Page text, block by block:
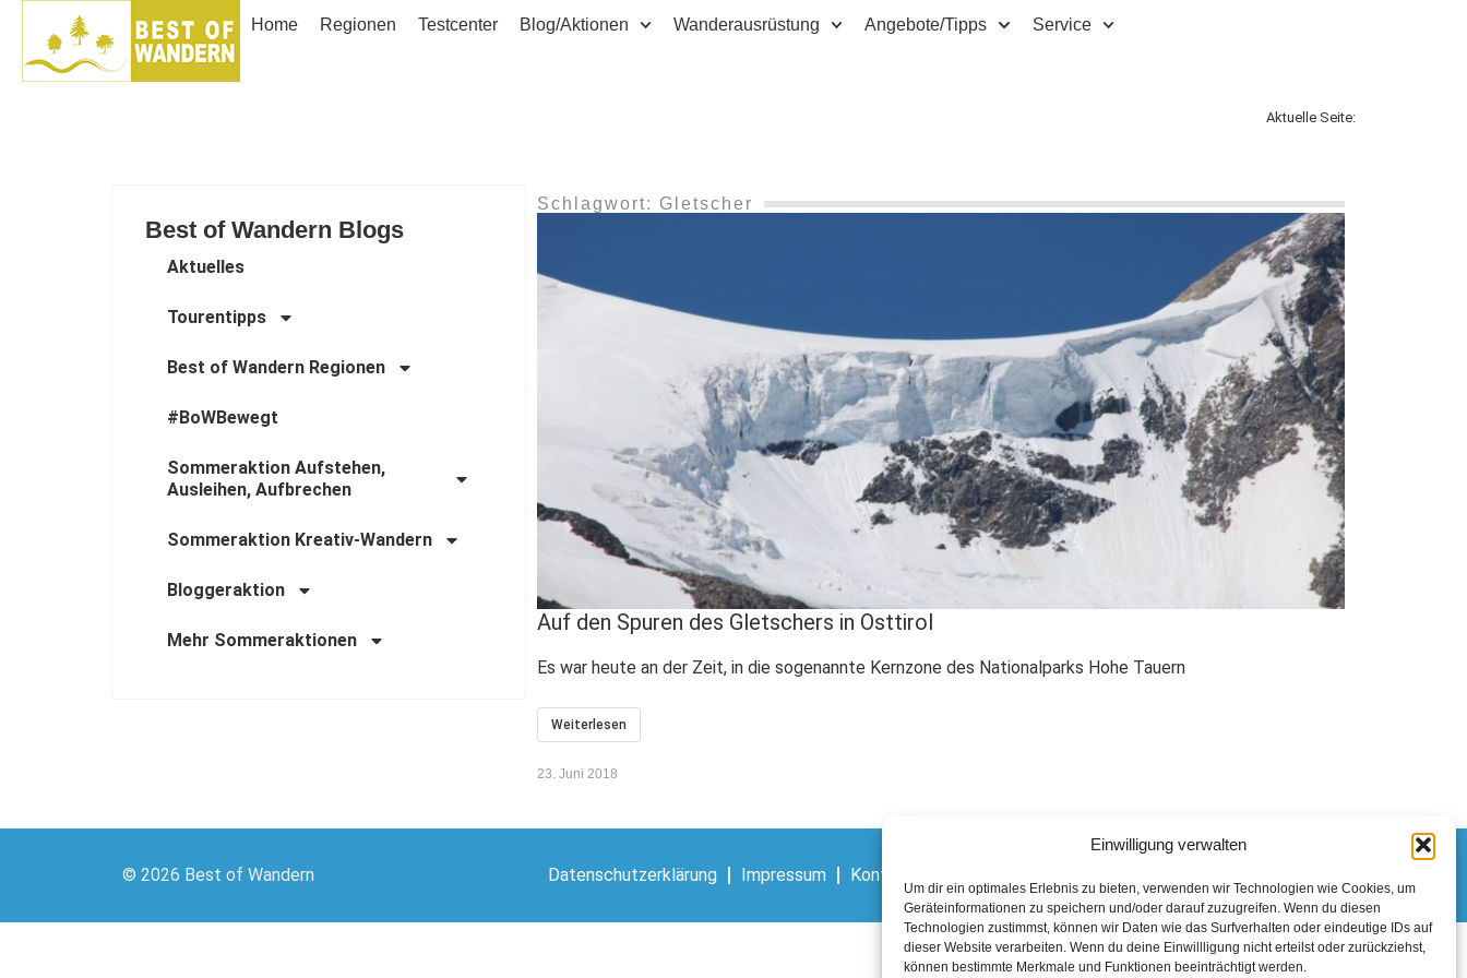
Einwilligung verwalten
Um dir ein optimales Erlebnis zu bieten, verwenden wir Technologien wie Cookies, um
Geräteinformationen zu speichern und/oder darauf zuzugreifen. Wenn du diesen
Technologien zustimmst, können wir Daten wie das Surfverhalten oder eindeutige IDs auf
dieser Website verarbeiten. Wenn du deine Einwillligung nicht erteilst oder zurückziehst,
können bestimmte Merkmale und Funktionen beeinträchtigt werden.
Home Regionen Testcenter Blog/Aktionen Wanderausrüstung Angebote/Tipps Service
Aktuelle Seite:
Best of Wandern Blogs
Aktuelles
Tourentipps
Best of Wandern Regionen
#BoWBewegt
Sommeraktion Aufstehen,
Ausleihen, Aufbrechen
Sommeraktion Kreativ-Wandern
Bloggeraktion
Mehr Sommeraktionen
Schlagwort: Gletscher
Auf den Spuren des Gletschers in Osttirol
23. Juni 2018
​Es war heute an der Zeit, in die sogenannte Kernzone des Nationalparks Hohe Tauern
Weiterlesen
© 2026 Best of Wandern Datenschutzerklärung Impressum Kontakt